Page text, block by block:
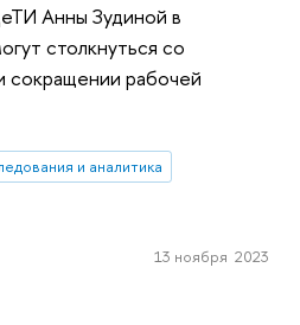
Анны Зудиной в
столкнуться со
сокращении рабочей
и аналитика
13 ноября 2023